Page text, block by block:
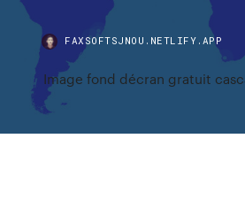
FAXSOFTSJNOU.NETLIFY.APP
Image fond décran gratuit